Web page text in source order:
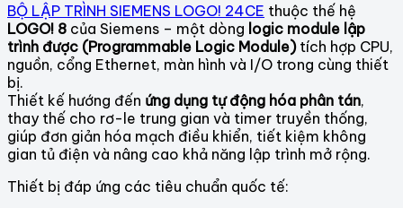
BỘ LẬP TRÌNH SIEMENS LOGO! 24CE thuộc thế hệ
LOGO! 8 của Siemens – một dòng logic module lập
trình được (Programmable Logic Module)tích hợp CPU,
nguồn, cổng Ethernet, màn hình và I/O trong cùng thiết
bị.
Thiết kế hướng đến ứng dụng tự động hóa phân tán,
thay thế cho rơ-le trung gian và timer truyền thống,
giúp đơn giản hóa mạch điều khiển, tiết kiệm không
gian tủ điện và nâng cao khả năng lập trình mở rộng.
Thiết bị đáp ứng các tiêu chuẩn quốc tế: